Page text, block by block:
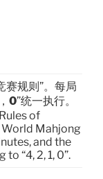
赛规则”。每局
， 0”统一执行。
of
Mahjong
and the
“4, 2, 1, 0”.